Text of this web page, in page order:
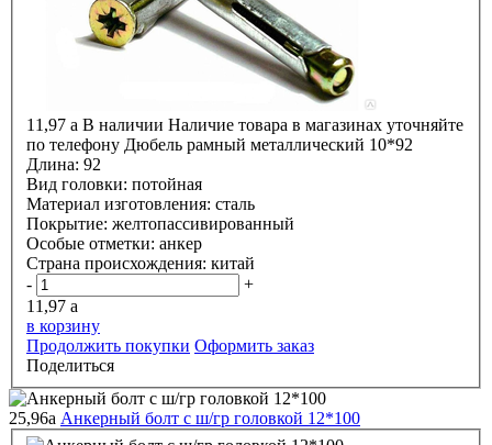
11,97 a В наличии Наличие товара в магазинах уточняйте
по телефону Дюбель рамный металлический 10*92
Длина: 92
Вид головки: потойная
Материал изготовления: сталь
Покрытие: желтопассивированный
Особые отметки: анкер
Страна происхождения: китай
-
+
11,97 a
в корзину
Продолжить покупки Оформить заказ
Поделиться
25,96a Анкерный болт с ш/гр головкой 12*100